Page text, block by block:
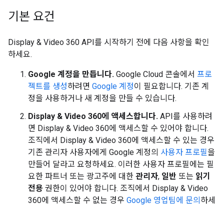
기본 요건
Display & Video 360 API를 시작하기 전에 다음 사항을 확인
하세요.
Google 계정을 만듭니다. Google Cloud 콘솔에서 프로
젝트를 생성하려면 Google 계정이 필요합니다. 기존 계
정을 사용하거나 새 계정을 만들 수 있습니다.
Display & Video 360에 액세스합니다. API를 사용하려
면 Display & Video 360에 액세스할 수 있어야 합니다.
조직에서 Display & Video 360에 액세스할 수 있는 경우
기존 관리자 사용자에게 Google 계정의 사용자 프로필을
만들어 달라고 요청하세요. 이러한 사용자 프로필에는 필
요한 파트너 또는 광고주에 대한 관리자, 일반 또는 읽기
전용 권한이 있어야 합니다. 조직에서 Display & Video
360에 액세스할 수 없는 경우 Google 영업팀에 문의 하세